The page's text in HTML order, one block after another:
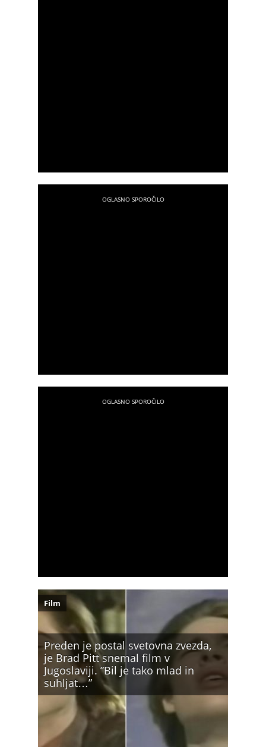
Preden je postal svetovna zvezda,
je Brad Pitt snemal film v
Jugoslaviji. ”Bil je tako mlad in
suhljat…”
Film